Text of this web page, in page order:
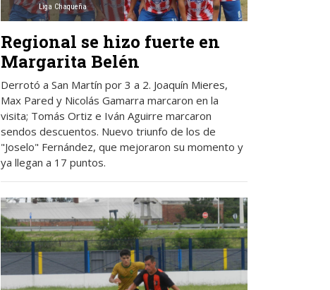
Liga Chaqueña
Regional se hizo fuerte en
Margarita Belén
Derrotó a San Martín por 3 a 2. Joaquín Mieres,
Max Pared y Nicolás Gamarra marcaron en la
visita; Tomás Ortiz e Iván Aguirre marcaron
sendos descuentos. Nuevo triunfo de los de
"Joselo" Fernández, que mejoraron su momento y
ya llegan a 17 puntos.